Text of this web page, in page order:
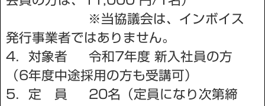
※当協議会は、インボイス
発行事業者ではありません。
4．対象者 令和7年度 新入社員の方
（6年度中途採用の方も受講可）
5．定 員 20名（定員になり次第締